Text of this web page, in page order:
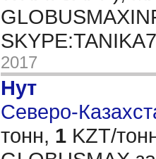
2017
Нут
Северо-
тонн, 1 KZT/